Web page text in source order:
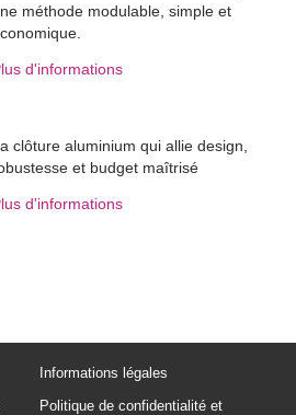
méthode modulable, simple et
d'informations
clôture aluminium qui allie design,
et budget maîtrisé
d'informations
Informations légales
Politique de confidentialité et